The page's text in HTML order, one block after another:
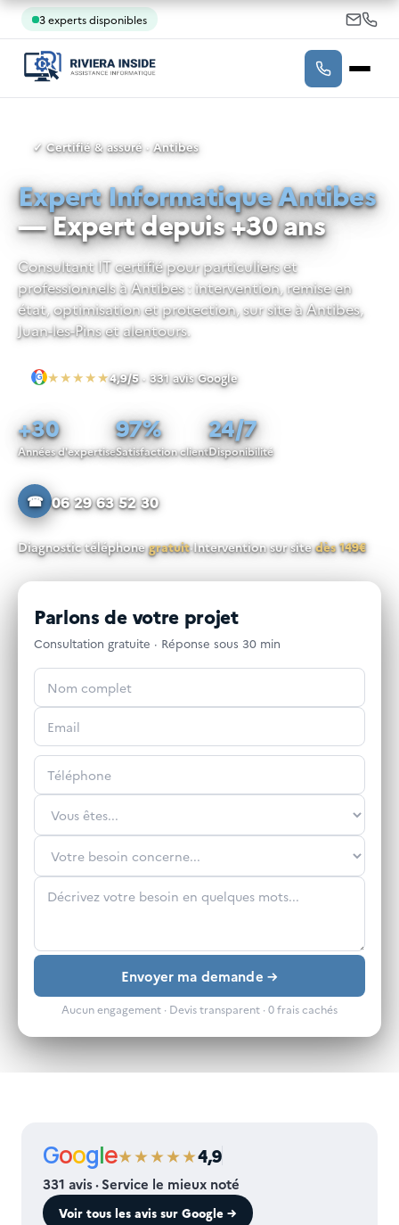
3 experts disponibles
✓ Certifié & assuré · Antibes
Expert Informatique Antibes
— Expert depuis +30 ans
Consultant IT certifié pour particuliers et
professionnels à Antibes : intervention, remise en
état, optimisation et protection, sur site à Antibes,
Juan-les-Pins et alentours.
★★★★★4,9/5· 331 avis Google
+30
Années d'expertise
97%
Satisfaction client
24/7
Disponibilité
☎ 06 29 63 52 30
Diagnostic téléphonegratuit·Intervention sur sitedès 149€
Parlons de votre projet
Consultation gratuite · Réponse sous 30 min
Envoyer ma demande →
Aucun engagement · Devis transparent · 0 frais cachés
Google★★★★★4,9
331 avis · Service le mieux noté
Voir tous les avis sur Google →